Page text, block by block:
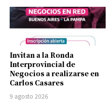
Invitan a la Ronda
Interprovincial de
Negocios a realizarse en
Carlos Casares
9 agosto 2026